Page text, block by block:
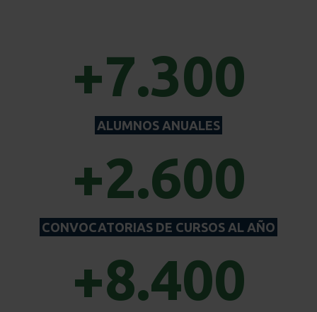
+7.300
ALUMNOS ANUALES
+2.600
CONVOCATORIAS DE CURSOS AL AÑO
+8.400